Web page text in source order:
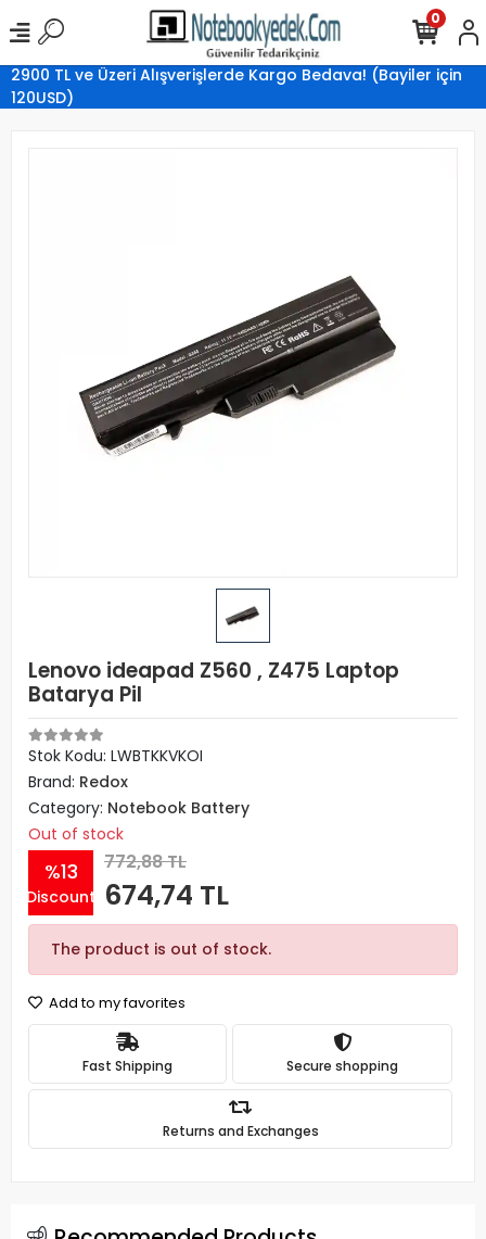
2900 TL ve Üzeri Alışverişlerde Kargo Bedava! (Bayiler için
120USD)
0
Lenovo ideapad Z560 , Z475 Laptop
Batarya Pil
Stok Kodu: LWBTKKVKOI
Brand: Redox
Category: Notebook Battery
Out of stock
%13
Discount
772,88 TL
674,74 TL
The product is out of stock.
Add to my favorites
Fast Shipping Secure shopping
Returns and Exchanges